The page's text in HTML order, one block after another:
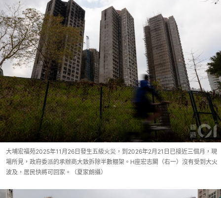
大埔宏福苑2025年11月26日發生五級火災，到2026年2月21日已接近三個月，現
場所見，政府委派的承辦商大致拆除半數棚架。H座宏志閣（右一）沒有受到大火
波及，居民快將可回家。（夏家朗攝）